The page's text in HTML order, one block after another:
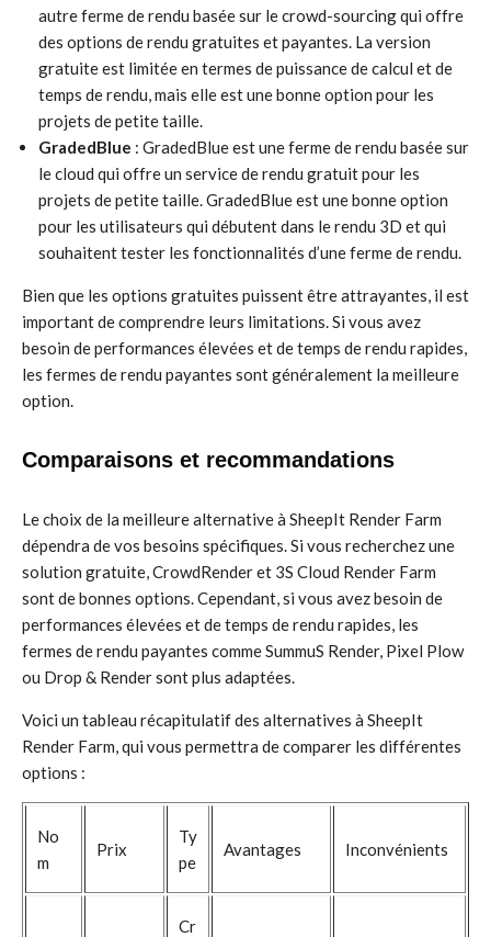
autre ferme de rendu basée sur le crowd-sourcing qui offre
des options de rendu gratuites et payantes. La version
gratuite est limitée en termes de puissance de calcul et de
temps de rendu, mais elle est une bonne option pour les
projets de petite taille.
GradedBlue : GradedBlue est une ferme de rendu basée sur
le cloud qui offre un service de rendu gratuit pour les
projets de petite taille. GradedBlue est une bonne option
pour les utilisateurs qui débutent dans le rendu 3D et qui
souhaitent tester les fonctionnalités d’une ferme de rendu.
Bien que les options gratuites puissent être attrayantes, il est
important de comprendre leurs limitations. Si vous avez
besoin de performances élevées et de temps de rendu rapides,
les fermes de rendu payantes sont généralement la meilleure
option.
Comparaisons et recommandations
Le choix de la meilleure alternative à SheepIt Render Farm
dépendra de vos besoins spécifiques. Si vous recherchez une
solution gratuite, CrowdRender et 3S Cloud Render Farm
sont de bonnes options. Cependant, si vous avez besoin de
performances élevées et de temps de rendu rapides, les
fermes de rendu payantes comme SummuS Render, Pixel Plow
ou Drop & Render sont plus adaptées.
Voici un tableau récapitulatif des alternatives à SheepIt
Render Farm, qui vous permettra de comparer les différentes
options :
No
m
Prix
Ty
pe
Avantages Inconvénients
Cr